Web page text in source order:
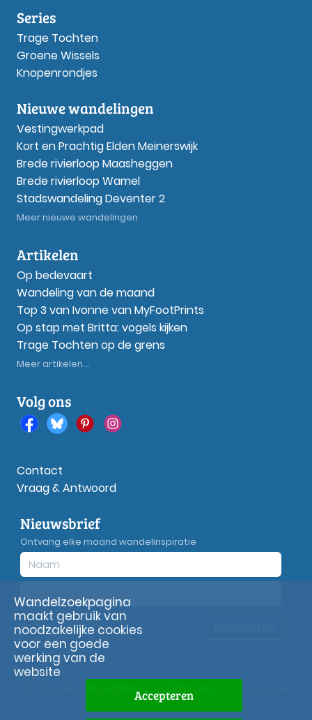
Series
Trage Tochten
Groene Wissels
Knopenrondjes
Nieuwe wandelingen
Vestingwerkpad
Kort en Prachtig Elden Meinerswijk
Brede rivierloop Maasheggen
Brede rivierloop Wamel
Stadswandeling Deventer 2
Meer nieuwe wandelingen
Artikelen
Op bedevaart
Wandeling van de maand
Top 3 van Ivonne van MyFootPrints
Op stap met Britta: vogels kijken
Trage Tochten op de grens
Meer artikelen...
Volg ons
Contact
Vraag & Antwoord
Nieuwsbrief
Ontvang elke maand wandelinspiratie
Privacyverklaring
© Wandelzoekpagina.nl
Wandelzoekpagina
maakt gebruik van
noodzakelijke cookies
voor een goede
werking van de
website
Accepteren